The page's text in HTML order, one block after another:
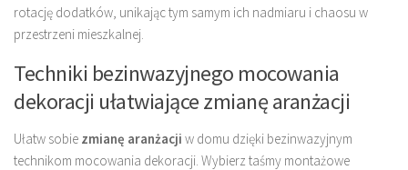
rotację dodatków, unikając tym samym ich nadmiaru i chaosu w
przestrzeni mieszkalnej.
Techniki bezinwazyjnego mocowania
dekoracji ułatwiające zmianę aranżacji
Ułatw sobie zmianę aranżacji w domu dzięki bezinwazyjnym
technikom mocowania dekoracji. Wybierz taśmy montażowe